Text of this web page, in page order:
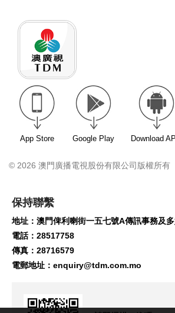
App Store Google Play Download
© 2026 澳門廣播電視股份有限公司版權所有
保持聯繫
地址：澳門俾利喇街一五七號A傳訊事務及
電話：28517758
傳真：28716579
電郵地址： enquiry@tdm.com.mo